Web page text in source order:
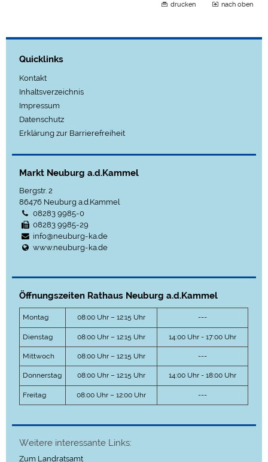
drucken nach oben
Quicklinks
Kontakt
Inhaltsverzeichnis
Impressum
Datenschutz
Erklärung zur Barrierefreiheit
Markt Neuburg a.d.Kammel
Bergstr. 2
86476 Neuburg a.d.Kammel
08283 9985-0
08283 9985-29
info@neuburg-ka.de
www.neuburg-ka.de
Öffnungszeiten Rathaus Neuburg a.d.Kammel
Montag 08:00 Uhr – 12:15 Uhr ---
Dienstag 08:00 Uhr – 12:15 Uhr 14:00 Uhr - 17:00 Uhr
Mittwoch 08:00 Uhr – 12:15 Uhr ---
Donnerstag 08:00 Uhr – 12:15 Uhr 14:00 Uhr - 18:00 Uhr
Freitag 08:00 Uhr – 12:00 Uhr ---
Weitere interessante Links:
Zum Landratsamt